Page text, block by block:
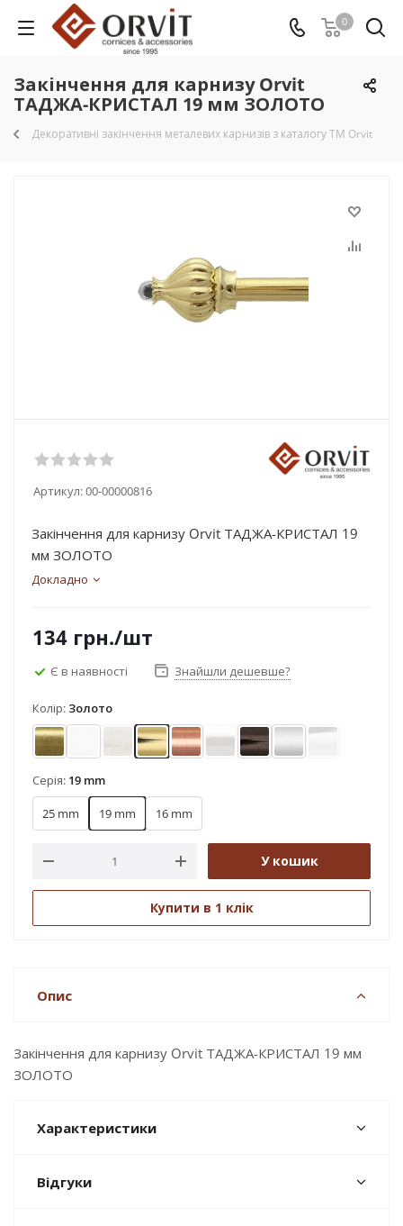
0
Закінчення для карнизу Orvit
ТАДЖА-КРИСТАЛ 19 мм ЗОЛОТО
Декоративні закінчення металевих карнизів з каталогу TM Orvit
Артикул:00-00000816
Закінчення для карнизу Orvit ТАДЖА-КРИСТАЛ 19
мм ЗОЛОТО
Докладно
134 грн./шт
Є в наявності Знайшли дешевше?
Колір: Золото
Антик Арктіс Біле золото (матове)
ЗолотоМідь Нержавіюча сталь
ОніксСатин
Серія: 19 mm
25 mm 19 mm 16 mm
У кошик
Купити в 1 клік
Опис
Закінчення для карнизу Orvit ТАДЖА-КРИСТАЛ 19 мм
ЗОЛОТО
Характеристики
Відгуки